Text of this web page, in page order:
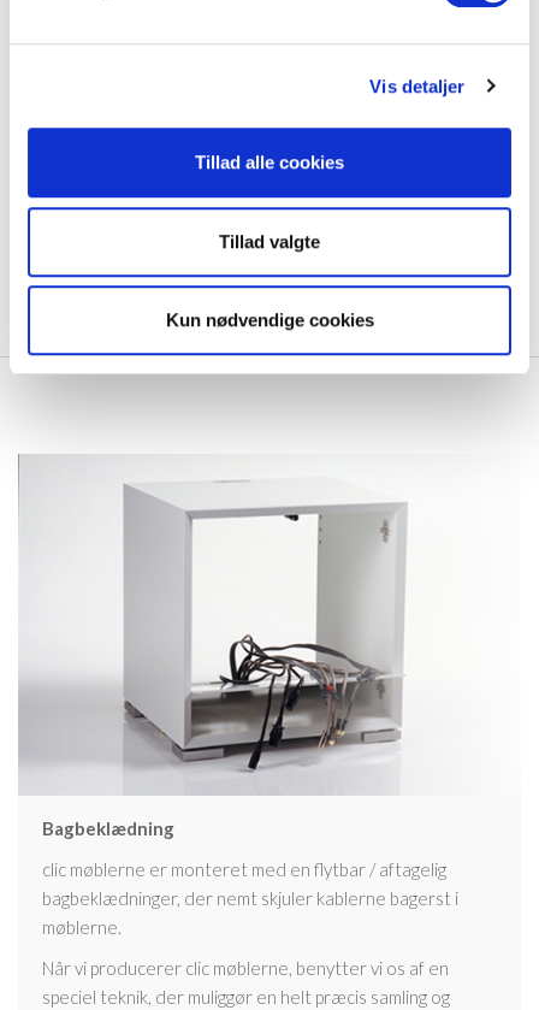
Vis detaljer
Tillad alle cookies
Tillad valgte
Kun nødvendige cookies
Stoflåger
1. Coal, 2. Frost, 3. Coffee, 4. Sort, 5. Mørkeblå
6. Concrete, 7. Latte, 8. Basalt Grå, 9. Hvid, 10. Olivengrøn
For at læse mere om vores stoflågerklik her.
Bagbeklædning
clic møblerne er monteret med en flytbar / aftagelig
bagbeklædninger, der nemt skjuler kablerne bagerst i
møblerne.
Når vi producerer clic møblerne, benytter vi os af en
speciel teknik, der muliggør en helt præcis samling og